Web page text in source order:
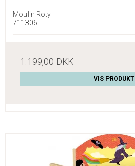
Moulin Roty
711306
1.199,00 DKK
VIS PRODUKT